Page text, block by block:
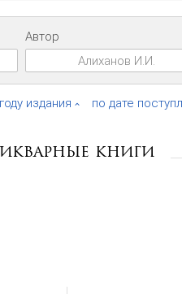
Автор
издания по дате
книги